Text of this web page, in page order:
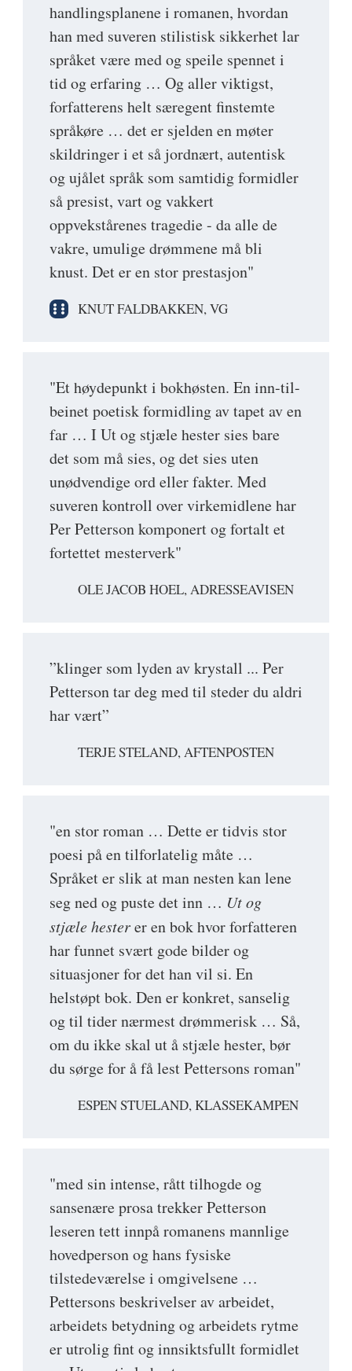
handlingsplanene i romanen, hvordan
han med suveren stilistisk sikkerhet lar
språket være med og speile spennet i
tid og erfaring … Og aller viktigst,
forfatterens helt særegent finstemte
språkøre … det er sjelden en møter
skildringer i et så jordnært, autentisk
og ujålet språk som samtidig formidler
så presist, vart og vakkert
oppvekstårenes tragedie - da alle de
vakre, umulige drømmene må bli
knust. Det er en stor prestasjon"
KNUT FALDBAKKEN, VG
"Et høydepunkt i bokhøsten. En inn-til-
beinet poetisk formidling av tapet av en
far … I Ut og stjæle hester sies bare
det som må sies, og det sies uten
unødvendige ord eller fakter. Med
suveren kontroll over virkemidlene har
Per Petterson komponert og fortalt et
fortettet mesterverk"
OLE JACOB HOEL, ADRESSEAVISEN
”klinger som lyden av krystall ... Per
Petterson tar deg med til steder du aldri
har vært”
TERJE STELAND, AFTENPOSTEN
"en stor roman … Dette er tidvis stor
poesi på en tilforlatelig måte …
Språket er slik at man nesten kan lene
seg ned og puste det inn … Ut og
stjæle hesterer en bok hvor forfatteren
har funnet svært gode bilder og
situasjoner for det han vil si. En
helstøpt bok. Den er konkret, sanselig
og til tider nærmest drømmerisk … Så,
om du ikke skal ut å stjæle hester, bør
du sørge for å få lest Pettersons roman"
ESPEN STUELAND, KLASSEKAMPEN
"med sin intense, rått tilhogde og
sansenære prosa trekker Petterson
leseren tett innpå romanens mannlige
hovedperson og hans fysiske
tilstedeværelse i omgivelsene …
Pettersons beskrivelser av arbeidet,
arbeidets betydning og arbeidets rytme
er utrolig fint og innsiktsfullt formidlet